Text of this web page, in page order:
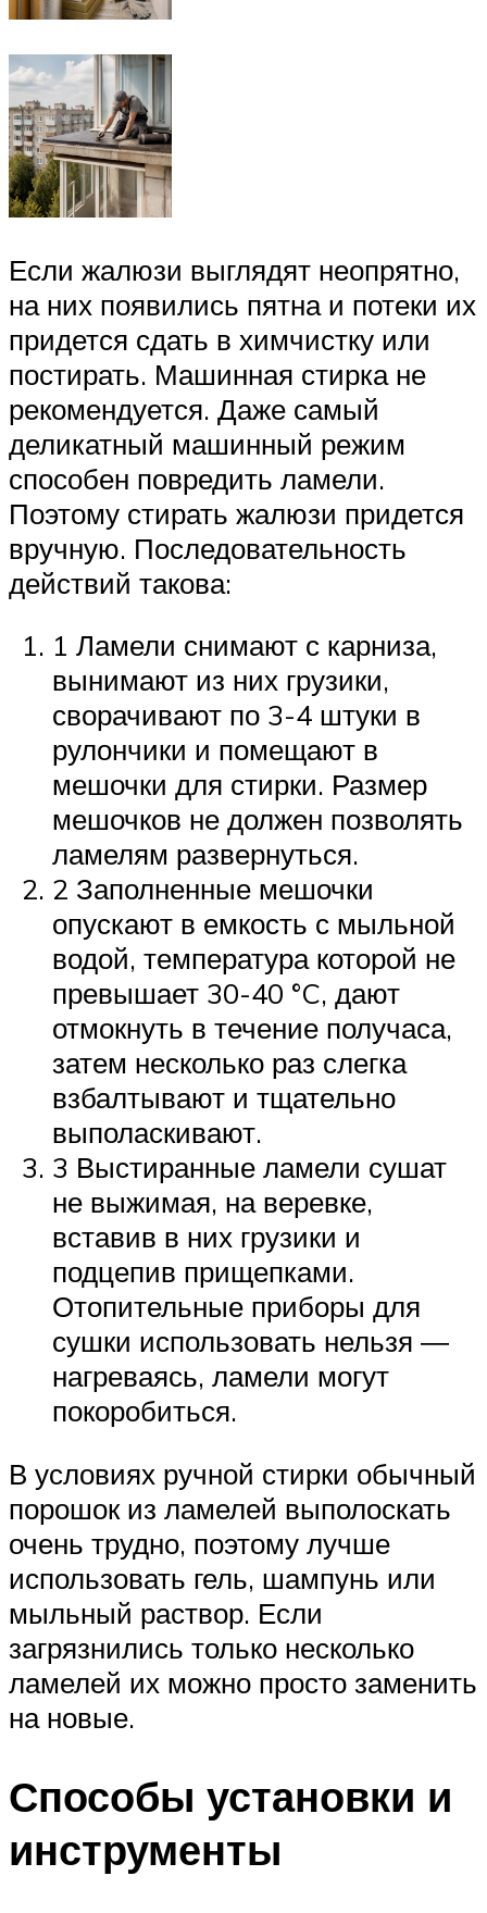
Если жалюзи выглядят неопрятно,
на них появились пятна и потеки их
придется сдать в химчистку или
постирать. Машинная стирка не
рекомендуется. Даже самый
деликатный машинный режим
способен повредить ламели.
Поэтому стирать жалюзи придется
вручную. Последовательность
действий такова:
1 Ламели снимают с карниза,
вынимают из них грузики,
сворачивают по 3-4 штуки в
рулончики и помещают в
мешочки для стирки. Размер
мешочков не должен позволять
ламелям развернуться.
2 Заполненные мешочки
опускают в емкость с мыльной
водой, температура которой не
превышает 30-40 °C, дают
отмокнуть в течение получаса,
затем несколько раз слегка
взбалтывают и тщательно
выполаскивают.
3 Выстиранные ламели сушат
не выжимая, на веревке,
вставив в них грузики и
подцепив прищепками.
Отопительные приборы для
сушки использовать нельзя ―
нагреваясь, ламели могут
покоробиться.
В условиях ручной стирки обычный
порошок из ламелей выполоскать
очень трудно, поэтому лучше
использовать гель, шампунь или
мыльный раствор. Если
загрязнились только несколько
ламелей их можно просто заменить
на новые.
Способы установки и
инструменты